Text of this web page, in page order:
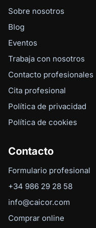
Sobre nosotros
Blog
Eventos
Trabaja con nosotros
Contacto profesionales
Cita profesional
Política de privacidad
Política de cookies
Contacto
Formulario profesional
+34 986 29 28 58
info@caicor.com
Comprar online